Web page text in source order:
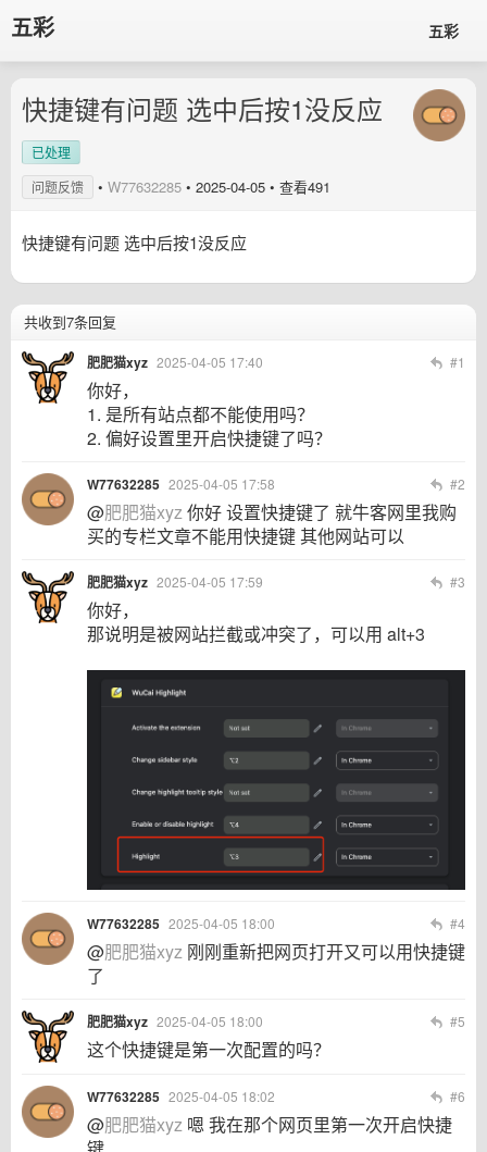
五彩 五彩
快捷键有问题 选中后按1没反应
已处理
问题反馈
• W77632285 • 2025-04-05 • 查看491
快捷键有问题 选中后按1没反应
共收到7条回复
肥肥猫xyz 2025-04-05 17:40 #1
你好，
1. 是所有站点都不能使用吗？
2. 偏好设置里开启快捷键了吗？
W77632285 2025-04-05 17:58 #2
@肥肥猫xyz你好 设置快捷键了 就牛客网里我购
买的专栏文章不能用快捷键 其他网站可以
肥肥猫xyz 2025-04-05 17:59 #3
你好，
那说明是被网站拦截或冲突了，可以用 alt+3
W77632285 2025-04-05 18:00 #4
@肥肥猫xyz 刚刚重新把网页打开又可以用快捷键
了
肥肥猫xyz 2025-04-05 18:00 #5
这个快捷键是第一次配置的吗？
W77632285 2025-04-05 18:02 #6
@肥肥猫xyz 嗯 我在那个网页里第一次开启快捷